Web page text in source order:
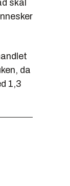
skal
da
1,3